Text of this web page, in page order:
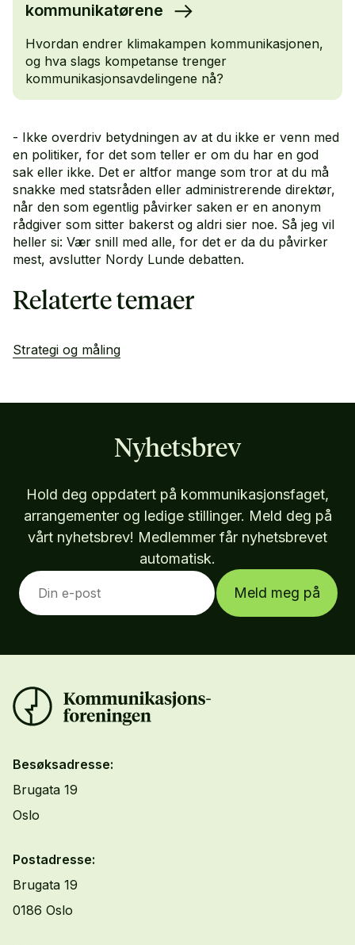
kommunikatørene
Hvordan endrer klimakampen kommunikasjonen,
og hva slags kompetanse trenger
kommunikasjonsavdelingene nå?
- Ikke overdriv betydningen av at du ikke er venn med
en politiker, for det som teller er om du har en god
sak eller ikke. Det er altfor mange som tror at du må
snakke med statsråden eller administrerende direktør,
når den som egentlig påvirker saken er en anonym
rådgiver som sitter bakerst og aldri sier noe. Så jeg vil
heller si: Vær snill med alle, for det er da du påvirker
mest, avslutter Nordy Lunde debatten.
Relaterte temaer
Strategi og måling
Nyhetsbrev
Hold deg oppdatert på kommunikasjonsfaget,
arrangementer og ledige stillinger. Meld deg på
vårt nyhetsbrev! Medlemmer får nyhetsbrevet
automatisk.
Meld meg på
Besøksadresse:
Brugata 19
Oslo
Postadresse:
Brugata 19
0186 Oslo